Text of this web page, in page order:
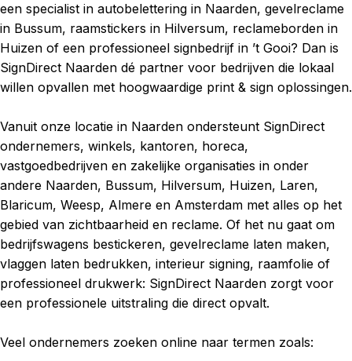
een specialist in autobelettering in Naarden, gevelreclame
in Bussum, raamstickers in Hilversum, reclameborden in
Huizen of een professioneel signbedrijf in ’t Gooi? Dan is
SignDirect Naarden dé partner voor bedrijven die lokaal
willen opvallen met hoogwaardige print & sign oplossingen.
Vanuit onze locatie in Naarden ondersteunt SignDirect
ondernemers, winkels, kantoren, horeca,
vastgoedbedrijven en zakelijke organisaties in onder
andere Naarden, Bussum, Hilversum, Huizen, Laren,
Blaricum, Weesp, Almere en Amsterdam met alles op het
gebied van zichtbaarheid en reclame. Of het nu gaat om
bedrijfswagens bestickeren, gevelreclame laten maken,
vlaggen laten bedrukken, interieur signing, raamfolie of
professioneel drukwerk: SignDirect Naarden zorgt voor
een professionele uitstraling die direct opvalt.
Veel ondernemers zoeken online naar termen zoals: